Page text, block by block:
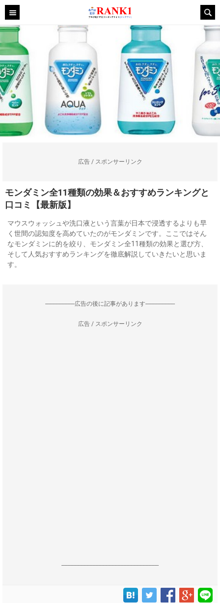
広告 / スポンサーリンク
モンダミン全11種類の効果＆おすすめランキングと
口コミ【最新版】
マウスウォッシュや洗口液という言葉が日本で浸透するよりも早
く世間の認知度を高めていたのがモンダミンです。ここではそん
なモンダミンに的を絞り、モンダミン全11種類の効果と選び方、
そして人気おすすめランキングを徹底解説していきたいと思いま
す。
--------------------広告の後に記事があります--------------------
広告 / スポンサーリンク
------------------------------------------------------------------